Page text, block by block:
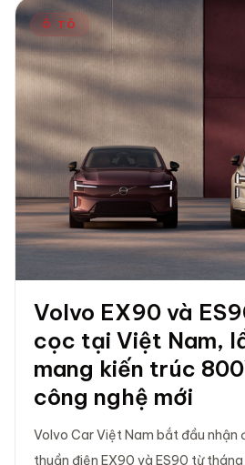
Ô TÔ
Volvo EX90 và
cọc tại Việt Nam,
mang kiến trúc
công nghệ mới
Volvo Car Việt Nam bắt đầu nhận
thuần điện EX90 và ES90 từ